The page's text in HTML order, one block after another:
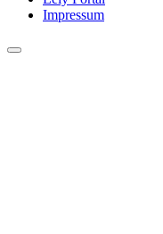
Impressum